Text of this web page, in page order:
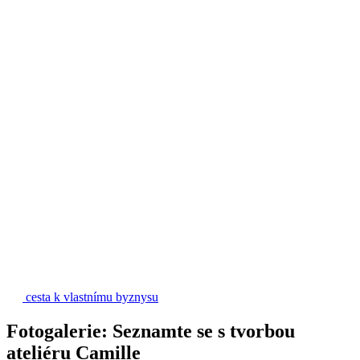
cesta k vlastnímu byznysu
Fotogalerie: Seznamte se s tvorbou
ateliéru Camille